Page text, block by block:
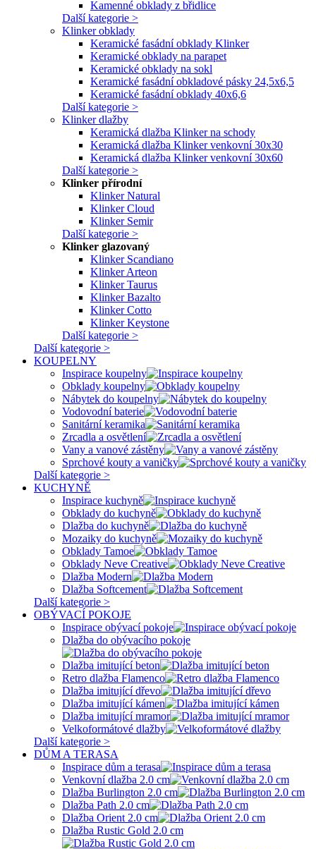
Kamenné obklady z břidlice
Další kategorie >
Klinker obklady
Keramické fasádní obklady Klinker
Keramické obklady na parapet
Keramické obklady na sokl
Keramické fasádní obkladové pásky 24,5x6,5
Keramické fasádní obklady 40x6,6
Další kategorie >
Klinker dlažby
Keramická dlažba Klinker na schody
Keramická dlažba Klinker venkovní 30x30
Keramická dlažba Klinker venkovní 30x60
Další kategorie >
Klinker přírodní
Klinker Natural
Klinker Cloud
Klinker Semir
Další kategorie >
Klinker glazovaný
Klinker Scandiano
Klinker Arteon
Klinker Taurus
Klinker Bazalto
Klinker Cotto
Klinker Keystone
Další kategorie >
Další kategorie >
KOUPELNY
Inspirace koupelny
Obklady koupelny
Nábytek do koupelny
Vodovodní baterie
Sanitární keramika
Zrcadla a osvětlení
Vany a vanové zástěny
Sprchové kouty a vaničky
Další kategorie >
KUCHYNĚ
Inspirace kuchyně
Obklady do kuchyně
Dlažba do kuchyně
Mozaiky do kuchyně
Obklady Tamoe
Obklady Neve Creative
Dlažba Modern
Dlažba Softcement
Další kategorie >
OBÝVACÍ POKOJE
Inspirace obývací pokoje
Dlažba do obývacího pokoje
Dlažba imitující beton
Retro dlažba Flamenco
Dlažba imitující dřevo
Dlažba imitující kámen
Dlažba imitující mramor
Velkoformátové dlažby
Další kategorie >
DŮM A TERASA
Inspirace dům a terasa
Venkovní dlažba 2.0 cm
Dlažba Burlington 2.0 cm
Dlažba Path 2.0 cm
Dlažba Orient 2.0 cm
Dlažba Rustic Gold 2.0 cm